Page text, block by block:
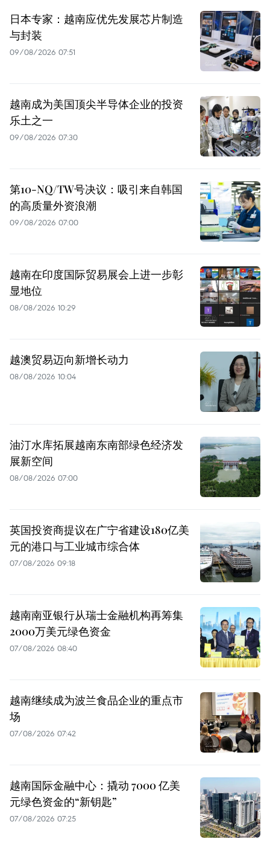
日本专家：越南应优先发展芯片制造
与封装
09/08/2026 07:51
越南成为美国顶尖半导体企业的投资
乐土之一
09/08/2026 07:30
第10-NQ/TW号决议：吸引来自韩国
的高质量外资浪潮
09/08/2026 07:00
越南在印度国际贸易展会上进一步彰
显地位
08/08/2026 10:29
越澳贸易迈向新增长动力
08/08/2026 10:04
油汀水库拓展越南东南部绿色经济发
展新空间
08/08/2026 07:00
英国投资商提议在广宁省建设180亿美
元的港口与工业城市综合体
07/08/2026 09:18
越南南亚银行从瑞士金融机构再筹集
2000万美元绿色资金
07/08/2026 08:40
越南继续成为波兰食品企业的重点市
场
07/08/2026 07:42
越南国际金融中心：撬动 7000 亿美
元绿色资金的“新钥匙”
07/08/2026 07:25